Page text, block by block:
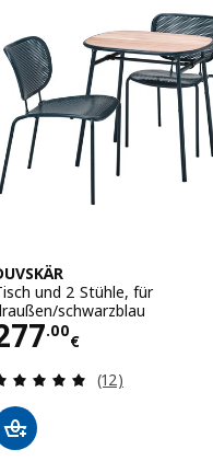
und 2 Stühle, für
schwarzblau
.00
€
277.00€
(12)